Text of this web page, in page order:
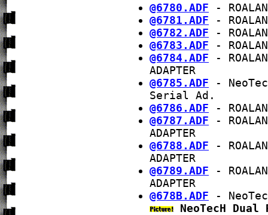
@6780.ADF -
@6781.ADF -
@6782.ADF -
@6783.ADF -
@6784.ADF -
ADAPTER
@6785.ADF -
Serial Ad.
@6786.ADF -
@6787.ADF -
ADAPTER
@6788.ADF -
ADAPTER
@6789.ADF -
ADAPTER
@678B.ADF -
NeoTecH